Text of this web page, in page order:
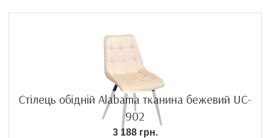
Стілець обідній Alabama тканина бежевий UC-
902
3 188 грн.